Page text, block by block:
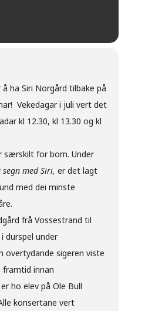
ha Siri Norgård tilbake på
Vekedagar i juli vert det
kl 12.30, kl 13.30 og kl
særskilt for born. Under
med Siri, er det lagt
med dei minste
frå Vossestrand til
durspel under
overtydande sigeren viste
framtid innan
ho elev på Ole Bull
konsertane vert